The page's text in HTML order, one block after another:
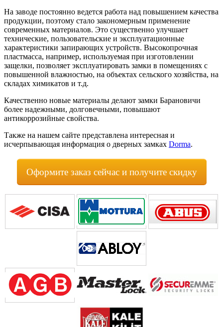
На заводе постоянно ведется работа над повышением качества
продукции, поэтому стало закономерным применение
современных материалов. Это существенно улучшает
технические, пользовательские и эксплуатационные
характеристики запирающих устройств. Высокопрочная
пластмасса, например, используемая при изготовлении
защелки, позволяет эксплуатировать замки в помещениях с
повышенной влажностью, на объектах сельского хозяйства, на
складах химикатов и т.д.
Качественно новые материалы делают замки Барановичи
более надежными, долговечными, повышают
антикоррозийные свойства.
Также на нашем сайте представлена интересная и
исчерпывающая информация о дверных замках Dorma.
Оформите заказ сейчас и получите скидку